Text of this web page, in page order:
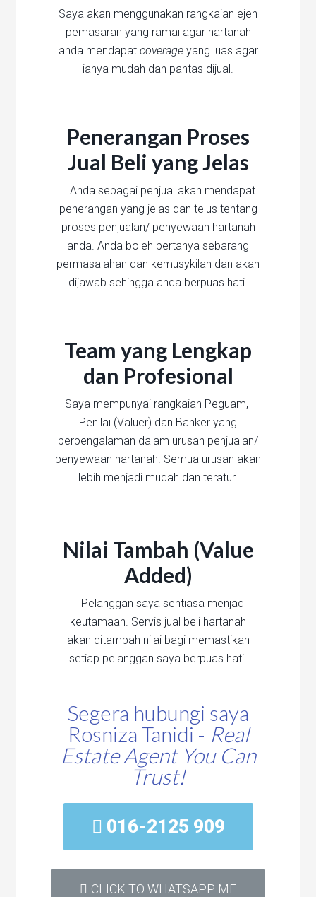
Saya akan menggunakan rangkaian ejen
pemasaran yang ramai agar hartanah
anda mendapat coverageyang luas agar
ianya mudah dan pantas dijual.
Penerangan Proses
Jual Beli yang Jelas
Anda sebagai penjual akan mendapat
penerangan yang jelas dan telus tentang
proses penjualan/ penyewaan hartanah
anda. Anda boleh bertanya sebarang
permasalahan dan kemusykilan dan akan
dijawab sehingga anda berpuas hati.
Team yang Lengkap
dan Profesional
Saya mempunyai rangkaian Peguam,
Penilai (Valuer) dan Banker yang
berpengalaman dalam urusan penjualan/
penyewaan hartanah. Semua urusan akan
lebih menjadi mudah dan teratur.
Nilai Tambah (Value
Added)
Pelanggan saya sentiasa menjadi
keutamaan. Servis jual beli hartanah
akan ditambah nilai bagi memastikan
setiap pelanggan saya berpuas hati.
Segera hubungi saya
Rosniza Tanidi - Real
Estate Agent You Can
Trust!
016-2125 909
CLICK TO WHATSAPP ME